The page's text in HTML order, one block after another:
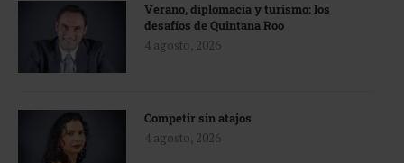
Verano, diplomacia y turismo: los
desafíos de Quintana Roo
4 agosto, 2026
Competir sin atajos
4 agosto, 2026